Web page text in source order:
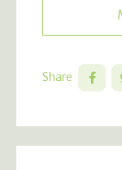
Share